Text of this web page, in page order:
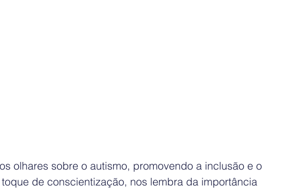
olhares sobre o autismo, promovendo a inclusão e o
de conscientização, nos lembra da importância